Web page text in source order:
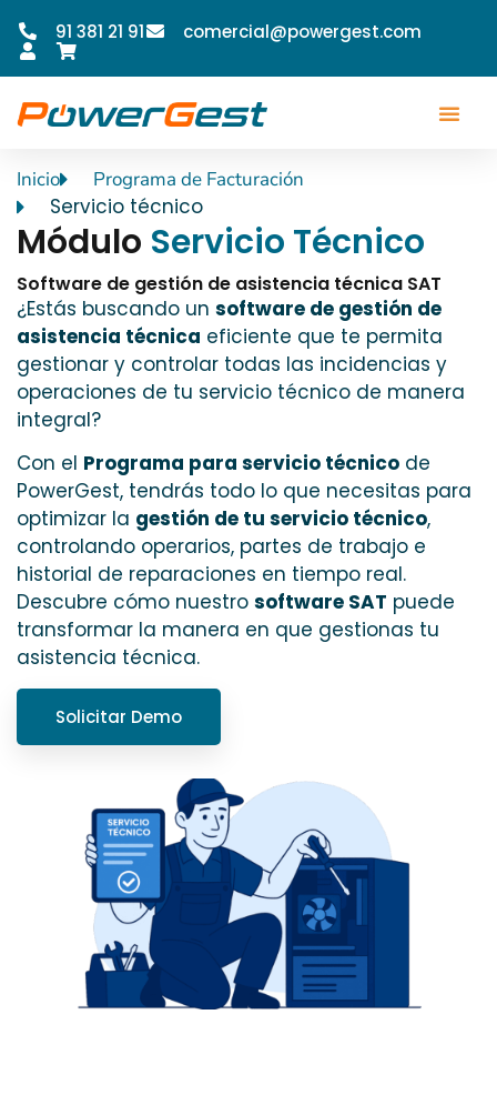
91 381 21 91 comercial@powergest.com
Inicio Programa de Facturación
Servicio técnico
Módulo Servicio Técnico
Software de gestión de asistencia técnica SAT
¿Estás buscando un software de gestión de
asistencia técnica eficiente que te permita
gestionar y controlar todas las incidencias y
operaciones de tu servicio técnico de manera
integral?
Con el Programa para servicio técnico de
PowerGest, tendrás todo lo que necesitas para
optimizar la gestión de tu servicio técnico,
controlando operarios, partes de trabajo e
historial de reparaciones en tiempo real.
Descubre cómo nuestro software SAT puede
transformar la manera en que gestionas tu
asistencia técnica.
Solicitar Demo